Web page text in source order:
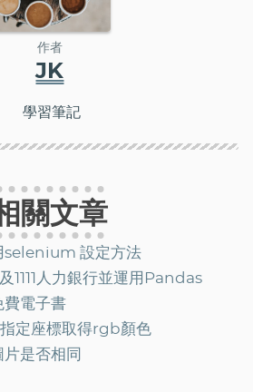
作者
JK
學習筆記
關文章
selenium 設定方法
1111人力銀行並運用Pandas
電子書
定座標取得rgb顏色
是否相同